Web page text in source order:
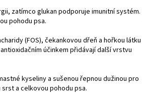
zatímco glukan podporuje imunitní systém.
pohodu psa.
(FOS), čekankovou dřeň a hořkou látku
účinkem přidávají další vrstvu
kyseliny a sušenou řepnou dužinou pro
a celkovou pohodu psa.